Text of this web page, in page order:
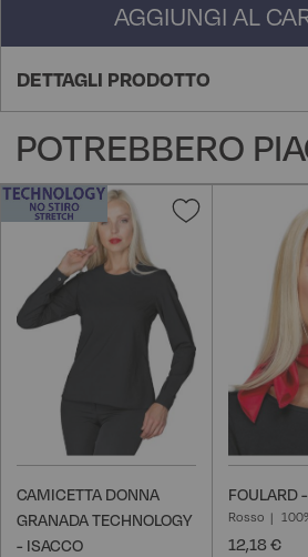
AGGIUNGI AL
DETTAGLI PRODOTTO
POTREBBERO
Aggiungi
CAMICETTA DONNA
GRANADA TECHNOLOGY
- ISACCO
FOULARD
Rosso
12,18 €